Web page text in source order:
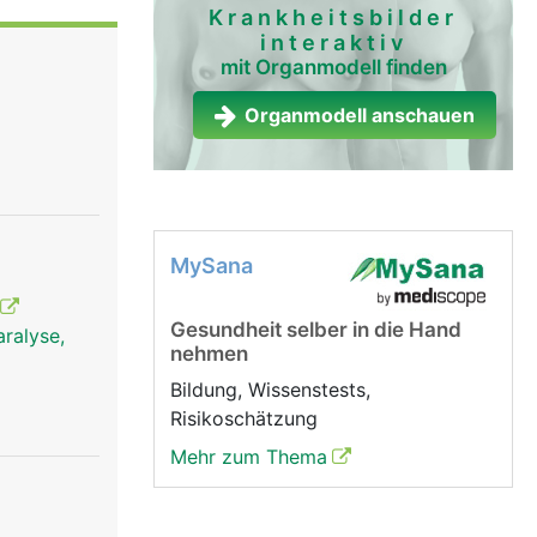
leiten
auf
und die
Krankheitsbilder
interaktiv
mit Organmodell finden
Organmodell anschauen
MySana
Gesundheit selber in die Hand
nehmen
Bildung, Wissenstests,
Risikoschätzung
Mehr zum Thema